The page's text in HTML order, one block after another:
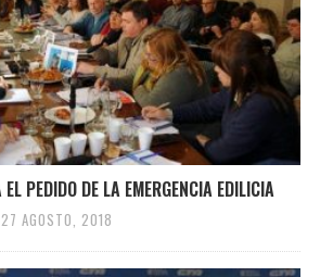
EL PEDIDO DE LA EMERGENCIA EDILICIA
27 AGOSTO, 2018